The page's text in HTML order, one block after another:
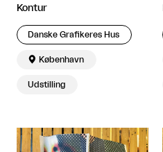
Kontur
Danske Grafikeres Hus
 København
Udstilling